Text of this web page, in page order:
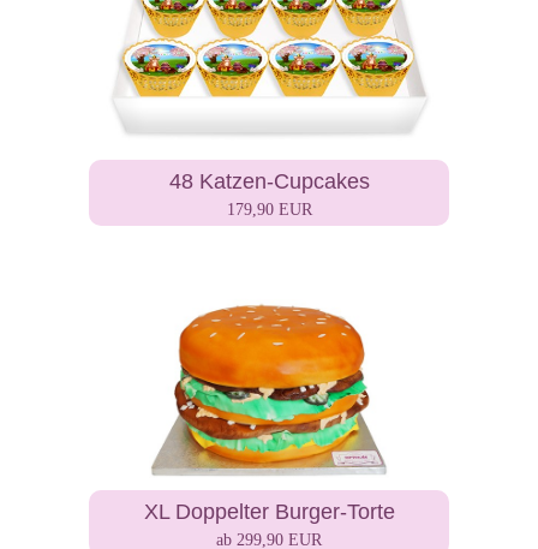
48 Katzen-Cupcakes
179,90 EUR
XL Doppelter Burger-Torte
ab 299,90 EUR